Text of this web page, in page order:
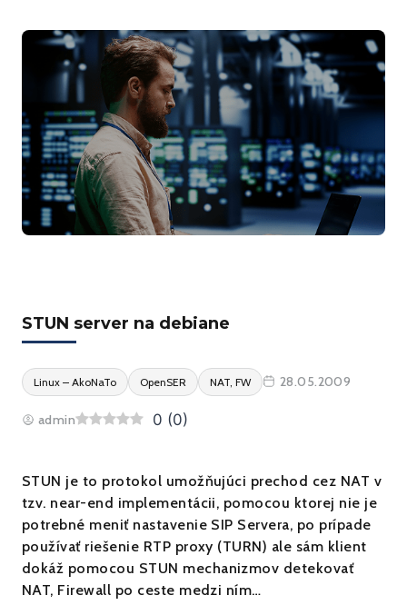
STUN server na debiane
Linux – AkoNaTo OpenSER NAT, FW 28.05.2009
admin 0 (0)
STUN je to protokol umožňujúci prechod cez NAT v
tzv. near-end implementácii, pomocou ktorej nie je
potrebné meniť nastavenie SIP Servera, po prípade
používať riešenie RTP proxy (TURN) ale sám klient
dokáž pomocou STUN mechanizmov detekovať
NAT, Firewall po ceste medzi ním…